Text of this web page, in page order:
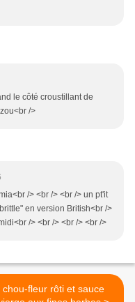
le côté croustillant de
/>
/> <br /> <br /> un pt'it
en version British<br />
/> <br /> <br /> <br />
chou-fleur rôti et sauce